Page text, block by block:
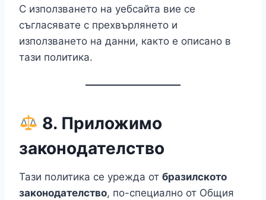
С използването на уебсайта вие се
съгласявате с прехвърлянето и
използването на данни, както е описано в
тази политика.
8. Приложимо
законодателство
Тази политика се урежда от бразилското
законодателство, по-специално от Общия